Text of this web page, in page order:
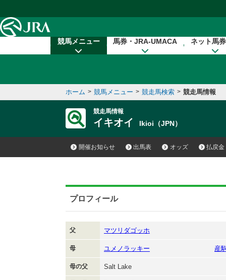
競馬メニュー 馬券・JRA-UMACA ネット馬
ホーム > 競馬メニュー > 競走馬検索 > 競走馬情報
競走馬情報
イキオイ Ikioi（JPN）
開催お知らせ 出馬表 オッズ 払戻金
プロフィール
父 マツリダゴッホ
母 ユメノラッキー 産
母の父 Salt Lake